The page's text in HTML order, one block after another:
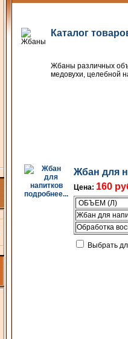
Каталог
Жбаны различных
медовухи, целебной
подробнее...
Жбан для
Цена: 160
ОБЪЕМ (Л)
Жбан для
Обработка
Выбрать